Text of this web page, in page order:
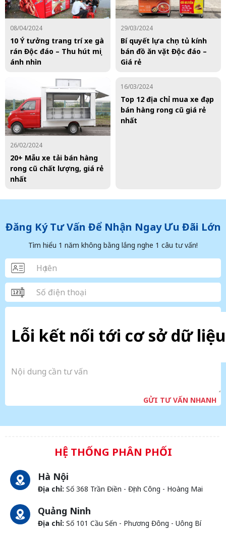
08/04/2024
10 Ý tưởng trang trí xe gà
rán Độc đáo – Thu hút mọi
ánh nhìn
29/03/2024
Bí quyết lựa chọn tủ kính
bán đồ ăn vặt Độc đáo –
Giá rẻ
26/02/2024
20+ Mẫu xe tải bán hàng
rong cũ chất lượng, giá rẻ
nhất
16/03/2024
Top 12 địa chỉ mua xe đạp
bán hàng rong cũ giá rẻ
nhất
Đăng Ký Tư Vấn Để Nhận Ngay Ưu Đãi Lớn
Tìm hiểu 1 năm không bằng lắng nghe 1 câu tư vấn!
Lỗi kết nối tới cơ sở dữ liệu
GỬI TƯ VẤN NHANH
HỆ THỐNG PHÂN PHỐI
Hà Nội
Địa chỉ: Số 368 Trần Điền - Định Công - Hoàng Mai
Quảng Ninh
Địa chỉ: Số 101 Cầu Sến - Phương Đông - Uông Bí